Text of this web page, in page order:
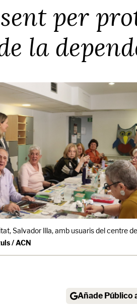
per
la
Salvador Illa, amb usuaris del centre
/ ACN
Añade Público